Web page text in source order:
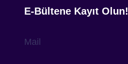
E-Bültene Kayıt Olun!
Mail